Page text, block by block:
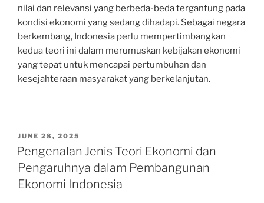
nilai dan relevansi yang berbeda-beda tergantung pada
kondisi ekonomi yang sedang dihadapi. Sebagai negara
berkembang, Indonesia perlu mempertimbangkan
kedua teori ini dalam merumuskan kebijakan ekonomi
yang tepat untuk mencapai pertumbuhan dan
kesejahteraan masyarakat yang berkelanjutan.
POSTED
ON
JUNE 28, 2025
Pengenalan Jenis Teori Ekonomi dan
Pengaruhnya dalam Pembangunan
Ekonomi Indonesia